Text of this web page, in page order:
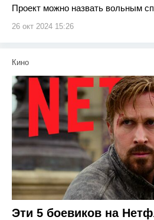
Проект можно назвать вольным
26 окт 2024 15:26
Кино
Эти 5 боевиков на